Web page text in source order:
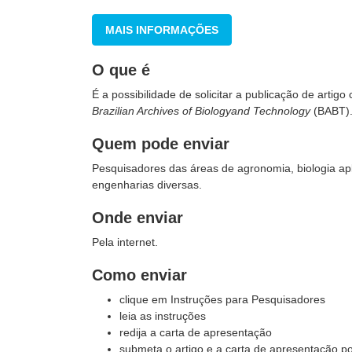
MAIS INFORMAÇÕES
O que é
É a possibilidade de solicitar a publicação de
Brazilian Archives of Biologyand Technology(BABT).
Quem pode enviar
Pesquisadores das áreas de agronomia, biologia
engenharias diversas.
Onde enviar
Pela internet.
Como enviar
clique em Instruções para Pesquisadores
leia as instruções
redija a carta de apresentação
submeta o artigo e a carta de apresentação